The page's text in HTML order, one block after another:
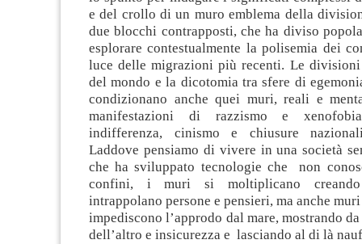
e del crollo di un muro emblema della
due blocchi contrapposti, che ha diviso
esplorare contestualmente la polisemia dei
luce delle migrazioni più recenti. Le
del mondo e la dicotomia tra sfere di
condizionano anche quei muri, reali e
manifestazioni di razzismo e
indifferenza, cinismo e chiusure
Laddove pensiamo di vivere in una società
che ha sviluppato tecnologie che non
confini, i muri si moltiplicano
intrappolano persone e pensieri, ma anche
impediscono l’approdo dal mare, mostrando
dell’altro e insicurezza e lasciando al di là